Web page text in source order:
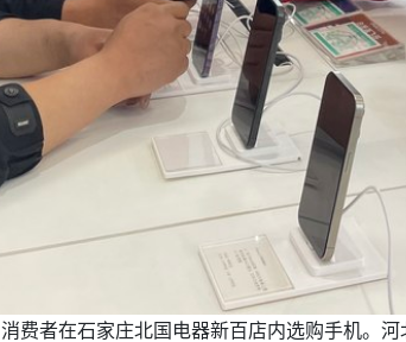
消费者在石家庄北国电器新百店内选购手机。河